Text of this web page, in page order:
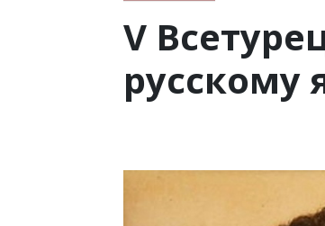
V
русскому